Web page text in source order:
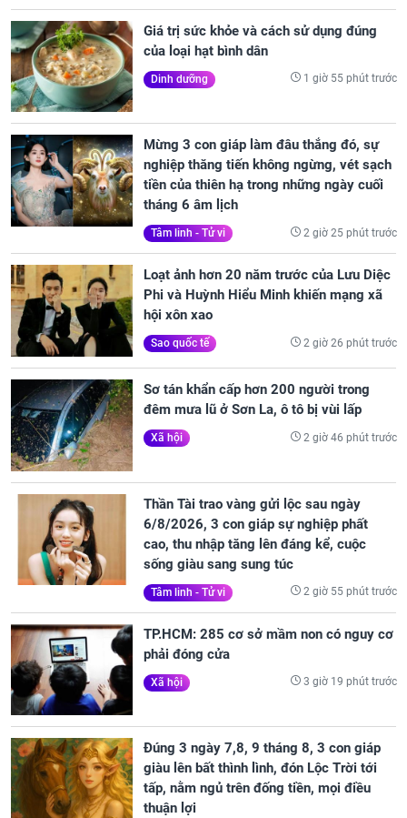
Giá trị sức khỏe và cách sử dụng đúng
của loại hạt bình dân
Dinh dưỡng 1 giờ 55 phút trước
Mừng 3 con giáp làm đâu thắng đó, sự
nghiệp thăng tiến không ngừng, vét sạch
tiền của thiên hạ trong những ngày cuối
tháng 6 âm lịch
Tâm linh - Tử vi 2 giờ 25 phút trước
Loạt ảnh hơn 20 năm trước của Lưu Diệc
Phi và Huỳnh Hiểu Minh khiến mạng xã
hội xôn xao
Sao quốc tế 2 giờ 26 phút trước
Sơ tán khẩn cấp hơn 200 người trong
đêm mưa lũ ở Sơn La, ô tô bị vùi lấp
Xã hội 2 giờ 46 phút trước
Thần Tài trao vàng gửi lộc sau ngày
6/8/2026, 3 con giáp sự nghiệp phất
cao, thu nhập tăng lên đáng kể, cuộc
sống giàu sang sung túc
Tâm linh - Tử vi 2 giờ 55 phút trước
TP.HCM: 285 cơ sở mầm non có nguy cơ
phải đóng cửa
Xã hội 3 giờ 19 phút trước
Đúng 3 ngày 7,8, 9 tháng 8, 3 con giáp
giàu lên bất thình lình, đón Lộc Trời tới
tấp, nằm ngủ trên đống tiền, mọi điều
thuận lợi